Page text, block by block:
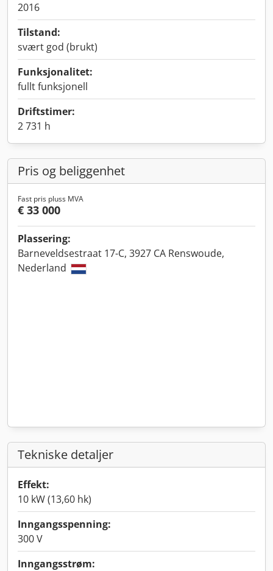
2016
Tilstand:
svært god (brukt)
Funksjonalitet:
fullt funksjonell
Driftstimer:
2 731 h
Pris og beliggenhet
Fast pris pluss MVA
€ 33 000
Plassering:
Barneveldsestraat 17-C, 3927 CA Renswoude,
Nederland
Tekniske detaljer
Effekt:
10 kW (13,60 hk)
Inngangsspenning:
300 V
Inngangsstrøm: